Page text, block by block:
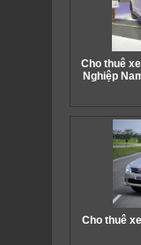
Cho thuê
Nghiệp
Cho thuê